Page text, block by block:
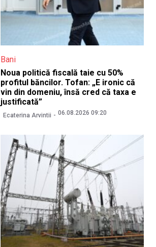
Bani
Noua politică fiscală taie cu 50%
profitul băncilor. Tofan: „E ironic că
vin din domeniu, însă cred că taxa e
justificată”
Ecaterina Arvintii 06.08.2026 09:20